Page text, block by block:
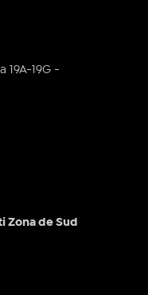
19A-19G -
Zona de Sud